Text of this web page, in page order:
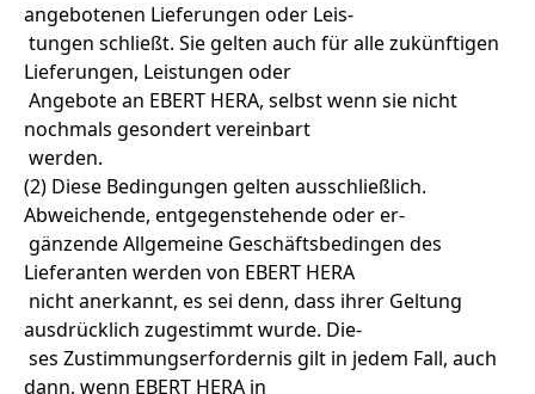
angebotenen Lieferungen oder Leis-
tungen schließt. Sie gelten auch für alle zukünftigen
Lieferungen, Leistungen oder
Angebote an EBERT HERA, selbst wenn sie nicht
nochmals gesondert vereinbart
werden.
(2) Diese Bedingungen gelten ausschließlich.
Abweichende, entgegenstehende oder er-
gänzende Allgemeine Geschäftsbedingen des
Lieferanten werden von EBERT HERA
nicht anerkannt, es sei denn, dass ihrer Geltung
ausdrücklich zugestimmt wurde. Die-
ses Zustimmungserfordernis gilt in jedem Fall, auch
dann, wenn EBERT HERA in